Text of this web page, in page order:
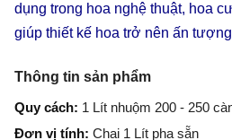
dụng trong hoa nghệ thuật, hoa
giúp thiết kế hoa trở nên ấn
Thông tin sản phẩm
Quy cách: 1 Lít nhuộm 200 - 250
Đơn vị tính: Chai 1 Lít pha sẵn